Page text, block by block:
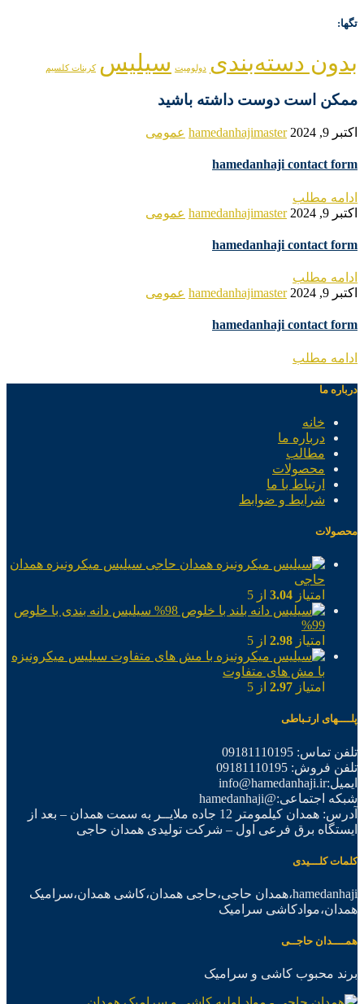
تگها:
بدون دسته‌بندی دولومیت سیلیس کربنات کلسیم
ممکن است دوست داشته باشید
اکتبر 9, 2024 hamedanhajimaster عمومی
hamedanhaji contact form
ادامه مطلب
اکتبر 9, 2024
hamedanhajimaster عمومی
hamedanhaji contact form
ادامه مطلب
اکتبر 9, 2024
hamedanhajimaster عمومی
hamedanhaji contact form
ادامه مطلب
درباره ما
خانه
درباره ما
مطالب
محصولات
ارتباط با ما
شرایط و ضوابط
محصولات
سیلیس میکرونیزه همدان
حاجی
امتیاز 3.04 از 5
سیلیس دانه بندی با خلوص
99%
امتیاز 2.98 از 5
سیلیس میکرونیزه
با مش های متفاوت
امتیاز 2.97 از 5
پلــــهای ارتـباطی
تلفن تماس: 09181110195
تلفن فروش: 09181110195
ایمیل:info@hamedanhaji.ir
شبکه اجتماعی:@hamedanhaji
آدرس: همدان کیلمومتر 12 جاده ملایــر به سمت همدان – بعد از
ایستگاه برق فرعی اول – شرکت تولیدی همدان حاجی
کلمات کلـــیدی
hamedanhaji،همدان حاجی،حاجی همدان،کاشی همدان،سرامیک
همدان،موادکاشی سرامیک
همــــدان حاجــی
برند محبوب کاشی و سرامیک